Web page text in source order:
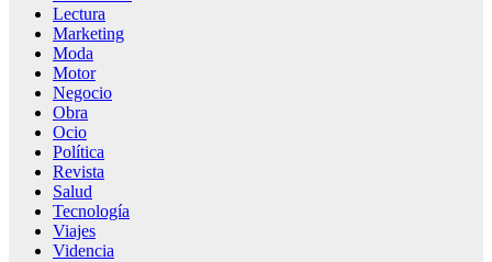
Lectura
Marketing
Moda
Motor
Negocio
Obra
Ocio
Política
Revista
Salud
Tecnología
Viajes
Videncia